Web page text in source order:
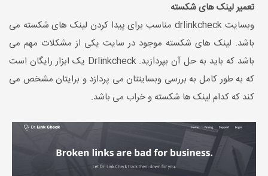
تعمیر لینک های شکسته
وبسایت drlinkcheck مناسب برای پیدا کردن لینک های شکسته می
باشد. لینک های شکسته موجود در سایت یکی از مشکلات مهم می
باشد که باید به حل آن بپردازید. Drlinkcheck یک ابزار رایگان است
که به طور کامل به بررسی وبسایتتان می پردازد و برایتان مشخص می
کند که کدام لینک ها شکسته و خراب می باشد.